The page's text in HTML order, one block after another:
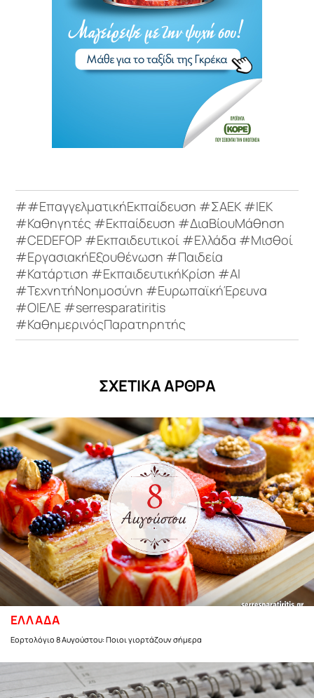
##ΕπαγγελματικήΕκπαίδευση #ΣΑΕΚ #ΙΕΚ
#Καθηγητές #Εκπαίδευση #ΔιαΒίουΜάθηση
#CEDEFOP #Εκπαιδευτικοί #Ελλάδα #Μισθοί
#ΕργασιακήΕξουθένωση #Παιδεία
#Κατάρτιση #ΕκπαιδευτικήΚρίση #AI
#ΤεχνητήΝοημοσύνη #ΕυρωπαϊκήΈρευνα
#ΟΙΕΛΕ #serresparatiritis
#ΚαθημερινόςΠαρατηρητής
ΣΧΕΤΙΚΑ ΑΡΘΡΑ
ΕΛΛΑΔΑ
Εορτολόγιο 8 Αυγούστου: Ποιοι γιορτάζουν σήμερα